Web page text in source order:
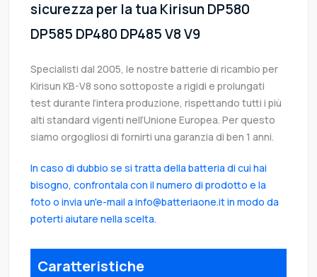
sicurezza per la tua Kirisun DP580
DP585 DP480 DP485 V8 V9
Specialisti dal 2005, le nostre batterie di ricambio per
Kirisun KB-V8 sono sottoposte a rigidi e prolungati
test durante l’intera produzione, rispettando tutti i più
alti standard vigenti nell’Unione Europea. Per questo
siamo orgogliosi di fornirti una garanzia di ben 1 anni.
In caso di dubbio se si tratta della batteria di cui hai
bisogno, confrontala con il numero di prodotto e la
foto o invia un'e-mail a info@batteriaone.it in modo da
poterti aiutare nella scelta.
Caratteristiche